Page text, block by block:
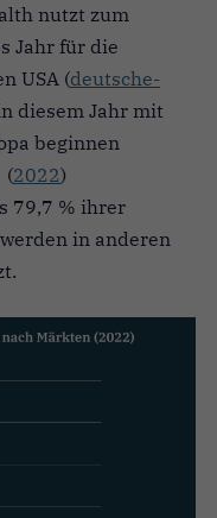
nutzt zum
Jahr für die
USA (deutsche-
diesem Jahr mit
beginnen
(2022)
79,7 % ihrer
in anderen